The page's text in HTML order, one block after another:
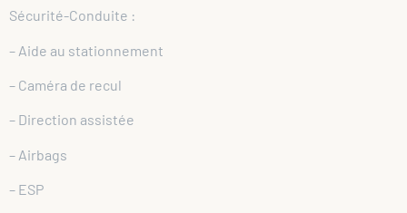
Sécurité-Conduite :
– Aide au stationnement
– Caméra de recul
– Direction assistée
– Airbags
– ESP